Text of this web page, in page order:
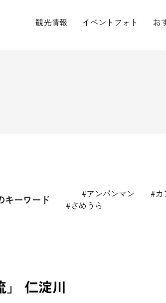
観光情報 イベントフォト お
キーワード アンパンマン カ
さめうら
」 仁淀川